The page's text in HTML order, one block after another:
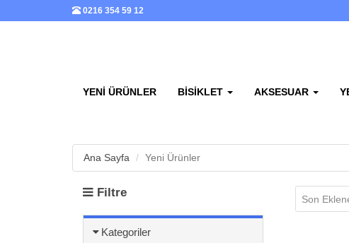
0216 354 59 12
YENI ÜRÜNLER BISIKLET AKSESUAR
Ana Sayfa Yeni Ürünler
Filtre Son
Kategoriler